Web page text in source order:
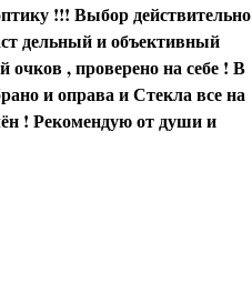
!!! Выбор действительно
дельный и объективный
очков , проверено на себе ! В
и оправа и Стекла все на
! Рекомендую от души и